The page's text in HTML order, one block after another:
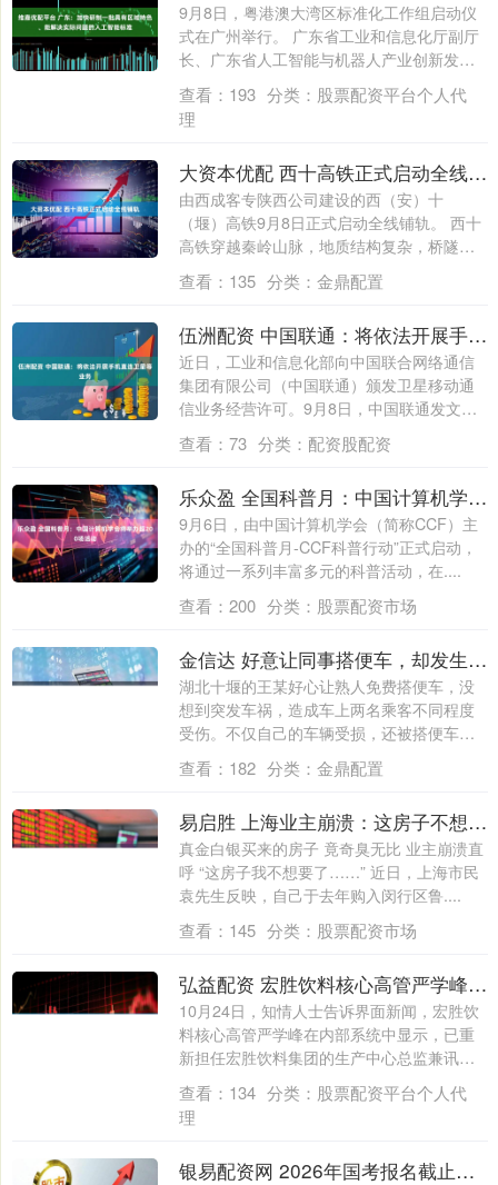
9月8日，粤港澳大湾区标准化工作组启动仪
式在广州举行。 广东省工业和信息化厅副厅
长、广东省人工智能与机器人产业创新发展
工....
查看： 193 分类： 股票配资平台个人代
理
大资本优配 西十高铁正式启动全线铺轨
由西成客专陕西公司建设的西（安）十
（堰）高铁9月8日正式启动全线铺轨。 西十
高铁穿越秦岭山脉，地质结构复杂，桥隧比
高达9....
查看： 135 分类： 金鼎配置
伍洲配资 中国联通：将依法开展手机直连卫星等业务
近日，工业和信息化部向中国联合网络通信
集团有限公司（中国联通）颁发卫星移动通
信业务经营许可。9月8日，中国联通发文表
示，....
查看： 73 分类： 配资股配资
乐众盈 全国科普月：中国计算机学会将举办超200场活动
9月6日，由中国计算机学会（简称CCF）主
办的“全国科普月-CCF科普行动”正式启动，
将通过一系列丰富多元的科普活动，在....
查看： 200 分类： 股票配资市场
金信达 好意让同事搭便车，却发生车祸致其受伤，车主要赔偿吗？
湖北十堰的王某好心让熟人免费搭便车，没
想到突发车祸，造成车上两名乘客不同程度
受伤。不仅自己的车辆受损，还被搭便车的
乘客索....
查看： 182 分类： 金鼎配置
易启胜 上海业主崩溃：这房子不想要了！花了真金白银，买到的居然是臭房……
真金白银买来的房子 竟奇臭无比 业主崩溃直
呼 “这房子我不想要了……” 近日，上海市民
袁先生反映，自己于去年购入闵行区鲁....
查看： 145 分类： 股票配资市场
弘益配资 宏胜饮料核心高管严学峰已重回原岗位
10月24日，知情人士告诉界面新闻，宏胜饮
料核心高管严学峰在内部系统中显示，已重
新担任宏胜饮料集团的生产中心总监兼讯尔
公....
查看： 134 分类： 股票配资平台个人代
理
银易配资网 2026年国考报名截止，热门岗位超六千人争一岗